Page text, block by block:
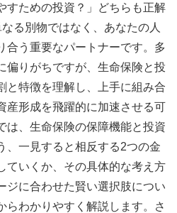
すための投資？」どちらも正解
る別物ではなく、あなたの人
合う重要なパートナーです。多
偏りがちですが、生命保険と投
と特徴を理解し、上手に組み合
産形成を飛躍的に加速させる可
は、生命保険の保障機能と投資
、一見すると相反する2つの金
ていくか、その具体的な考え方
ジに合わせた賢い選択肢につい
らわかりやすく解説します。さ